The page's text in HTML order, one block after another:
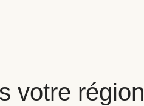
votre région